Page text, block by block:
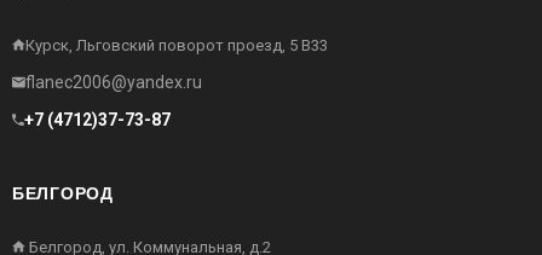
Курск, Льговский поворот проезд, 5 В33
flanec2006@yandex.ru
+7 (4712)37-73-87
БЕЛГОРОД
Белгород, ул. Коммунальная, д.2